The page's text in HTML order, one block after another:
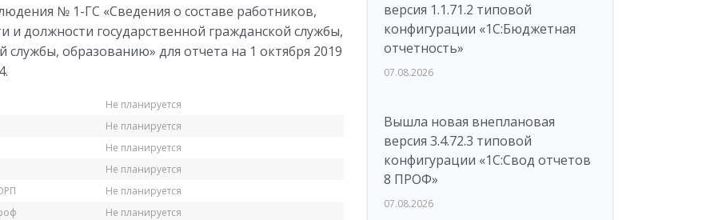
№ 1-ГС «Сведения о составе работников,
должности государственной гражданской службы,
службы, образованию» для отчета на 1 октября 2019
Не планируется
Не планируется
Не планируется
Не планируется
Не планируется
Не планируется
версия 1.1.71.2 типовой
конфигурации «1C:Бюджетная
отчетность»
07.08.2026
Вышла новая внеплановая
версия 3.4.72.3 типовой
конфигурации «1C:Свод отчетов
8 ПРОФ»
07.08.2026